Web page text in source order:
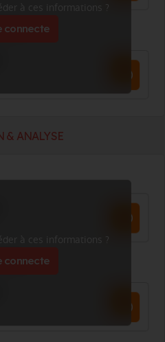
à ces informations ?
connecte
& ANALYSE
à ces informations ?
connecte